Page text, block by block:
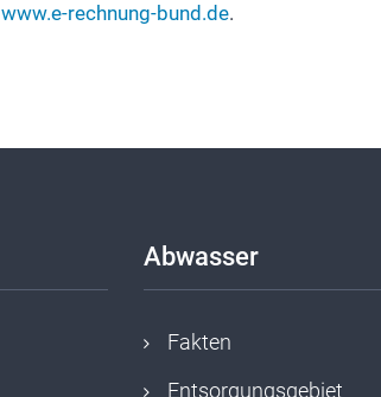
www.e-rechnung-bund.de.
Abwasser
Fakten
Entsorgungsgebiet